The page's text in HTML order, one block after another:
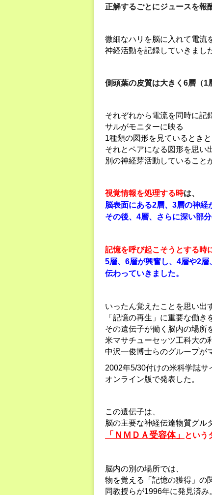
正解するごとにジュースを報
微細なハリを脳に入れて電流
神経活動を記録していきまし
側頭葉の皮質は大きく6層（1
それぞれから電流を同時に記
サルがモニターに映る
1種類の図形を見ているときと
それとペアになる図形を思い
別の神経芽活動していること
視覚情報を処理する時は、
脳表面にある2層、3層の神経
その後、4層、さらに深い部
記憶を呼び起こそうとする時
5層、6層が興奮し、4層や2層
伝わっていきました。
いったん覚えたことを思い出
「記憶の再生」に重要な働き
その遺伝子が働く脳内の場所
米マサチューセッツ工科大の
中沢一俊博士らのグループが
2002年5/30付けの米科学誌サ
オンライン版で発表した。
この遺伝子は、
脳の主要な神経伝達物質グル
「ＮＭＤＡ受容体」 という
脳内の別の場所では、
物を覚える「記憶の獲得」の
同教授らが1996年に発見済み